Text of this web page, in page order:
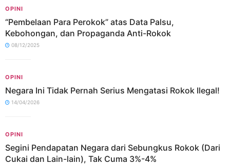
OPINI
“Pembelaan Para Perokok” atas Data Palsu,
Kebohongan, dan Propaganda Anti-Rokok
08/12/2025
OPINI
Negara Ini Tidak Pernah Serius Mengatasi Rokok Ilegal!
14/04/2026
OPINI
Segini Pendapatan Negara dari Sebungkus Rokok (Dari
Cukai dan Lain-lain), Tak Cuma 3%-4%